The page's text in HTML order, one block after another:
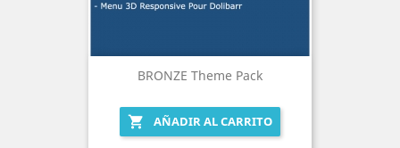
BRONZE Theme Pack
 AÑADIR AL CARRITO